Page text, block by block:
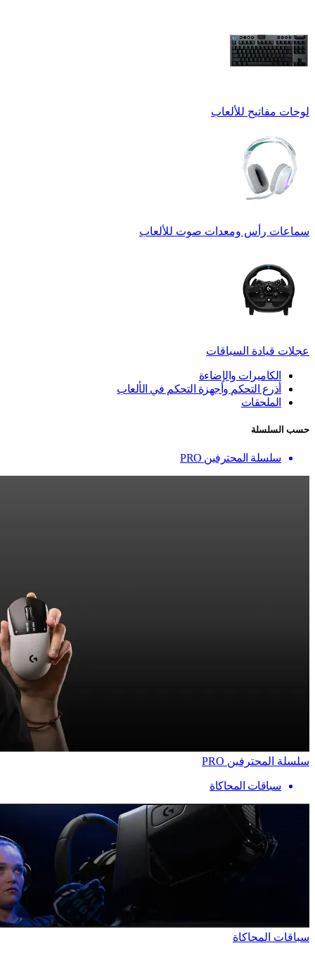
لوحات مفاتيح للألعاب
سماعات رأس ومعدات صوت للألعاب
عجلات قيادة السباقات
الكاميرات والإضاءة
أذرع التحكم وأجهزة التحكم في الألعاب
الملحقات
حسب السلسلة
سلسلة المحترفين PRO
سلسلة المحترفين PRO
سباقات المحاكاة
سباقات المحاكاة